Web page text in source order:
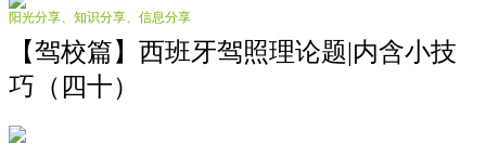
阳光分享、知识分享、信息分享
【驾校篇】西班牙驾照理论题|内含小技
巧（四十）